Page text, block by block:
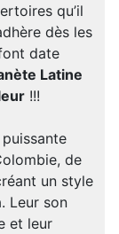
qu’il
dès les
date
Latine
!!!
de
un style
Leur son
et leur